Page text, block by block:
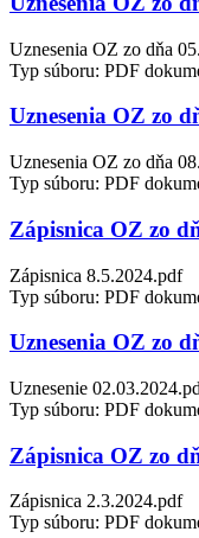
Uznesenia OZ zo dňa
Typ súboru: PDF
Uznesenia OZ zo
Uznesenia OZ zo dňa
Typ súboru: PDF
Zápisnica OZ zo
Zápisnica 8.5.2024.pdf
Typ súboru: PDF
Uznesenia OZ zo
Uznesenie
Typ súboru: PDF
Zápisnica OZ zo
Zápisnica 2.3.2024.pdf
Typ súboru: PDF